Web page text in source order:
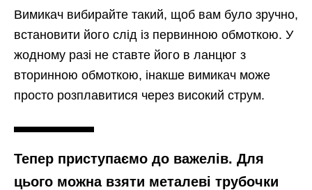
Вимикач вибирайте такий, щоб вам було зручно,
встановити його слід із первинною обмоткою. У
жодному разі не ставте його в ланцюг з
вторинною обмоткою, інакше вимикач може
просто розплавитися через високий струм.
Тепер приступаємо до важелів. Для
цього можна взяти металеві трубочки